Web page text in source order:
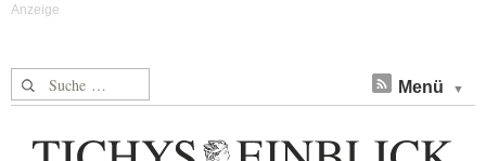
Suche nach: Menü